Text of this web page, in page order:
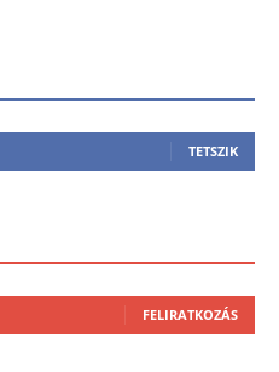
TETSZIK
FELIRATKOZÁS